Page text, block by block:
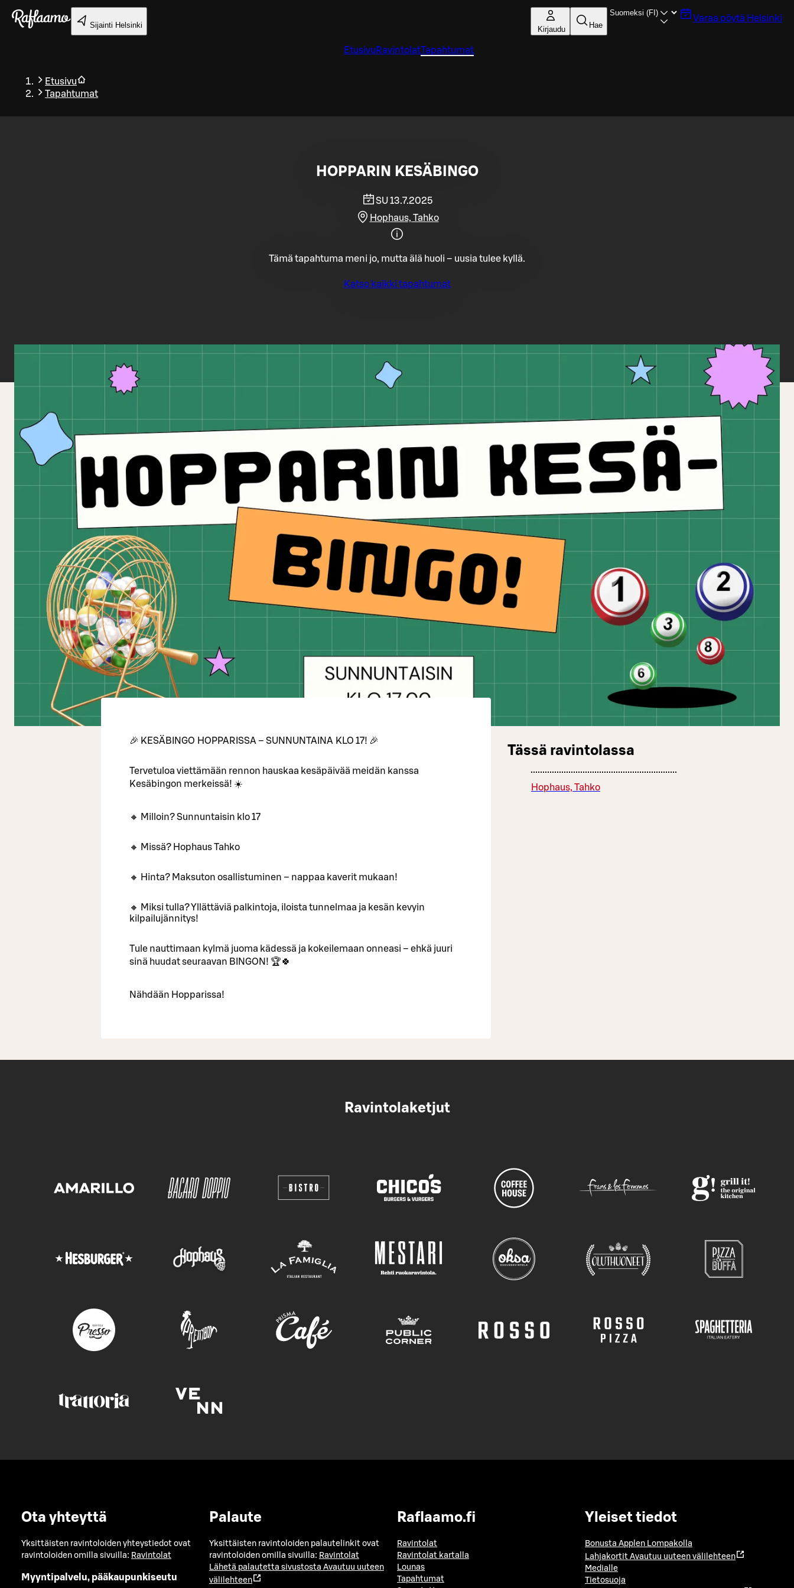
Siirry pääsisältöön
Sijainti Helsinki Kirjaudu Hae
Varaa pöytä Helsinki
Etusivu RavintolatTapahtumat
Etusivu
Tapahtumat
Takaisin
HOPPARIN KESÄBINGO
SU 13.7.2025
Hophaus, Tahko
Tämä tapahtuma meni jo, mutta älä huoli – uusia tulee kyllä.
Katso kaikki tapahtumat
🎉 KESÄBINGO HOPPARISSA – SUNNUNTAINA KLO 17! 🎉
Tervetuloa viettämään rennon hauskaa kesäpäivää meidän kanssa
Kesäbingon merkeissä! ☀️
🔸 Milloin? Sunnuntaisin klo 17
🔸 Missä? Hophaus Tahko
🔸 Hinta? Maksuton osallistuminen – nappaa kaverit mukaan!
🔸 Miksi tulla? Yllättäviä palkintoja, iloista tunnelmaa ja kesän kevyin
kilpailujännitys!
Tule nauttimaan kylmä juoma kädessä ja kokeilemaan onneasi – ehkä juuri
sinä huudat seuraavan BINGON! 🏆🍀
Nähdään Hopparissa!
Tässä ravintolassa
Hophaus, Tahko
Ravintolaketjut
Ota yhteyttä
Yksittäisten ravintoloiden yhteystiedot ovat
ravintoloiden omilla sivuilla: Ravintolat
Myyntipalvelu, pääkaupunkiseutu
Palaute
Yksittäisten ravintoloiden palautelinkit ovat
ravintoloiden omilla sivuilla: Ravintolat
Lähetä palautetta sivustosta Avautuu uuteen
välilehteen
Raflaamo.fi
Ravintolat
Ravintolat kartalla
Lounas
Tapahtumat
Yleiset tiedot
Bonusta Applen Lompakolla
Lahjakortit Avautuu uuteen välilehteen
Medialle
Tietosuoja